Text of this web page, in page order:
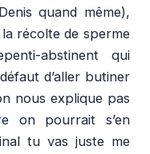
quand même),
récolte de sperme
abstinent qui
d’aller butiner
nous explique pas
on pourrait s’en
tu vas juste me